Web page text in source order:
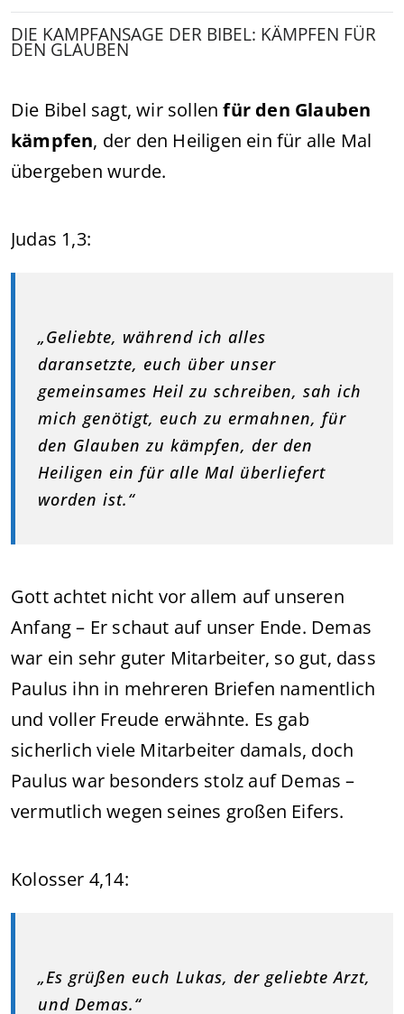
DIE KAMPFANSAGE DER BIBEL: KÄMPFEN FÜR
DEN GLAUBEN
Die Bibel sagt, wir sollenfür den Glauben
kämpfen, der den Heiligen ein für alle Mal
übergeben wurde.
Judas 1,3:
„Geliebte, während ich alles
daransetzte, euch über unser
gemeinsames Heil zu schreiben, sah ich
mich genötigt, euch zu ermahnen, für
den Glauben zu kämpfen, der den
Heiligen ein für alle Mal überliefert
worden ist.“
Gott achtet nicht vor allem auf unseren
Anfang – Er schaut auf unser Ende. Demas
war ein sehr guter Mitarbeiter, so gut, dass
Paulus ihn in mehreren Briefen namentlich
und voller Freude erwähnte. Es gab
sicherlich viele Mitarbeiter damals, doch
Paulus war besonders stolz auf Demas –
vermutlich wegen seines großen Eifers.
Kolosser 4,14:
„Es grüßen euch Lukas, der geliebte Arzt,
und Demas.“